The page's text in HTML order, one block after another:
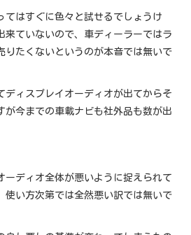
てはすぐに色々と試せるでしょうけ
ていないので、車ディーラーではラ
りたくないというのが本音では無いで
ディスプレイオーディオが出てからそ
が今までの車載ナビも社外品も数が出
ーディオ全体が悪いように捉えられて
使い方次第では全然悪い訳では無いで